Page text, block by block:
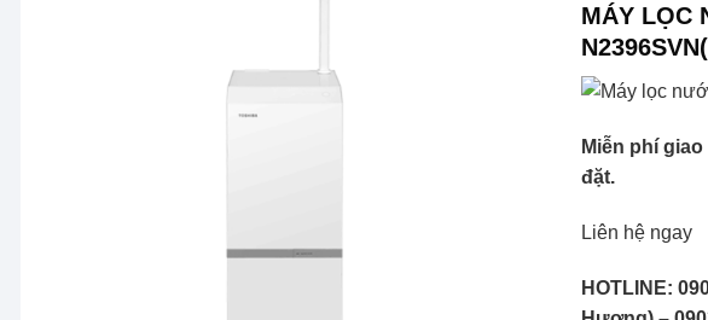
MÁY LỌC
Miễn phí
đặt.
Liên hệ ngay
HOTLINE: